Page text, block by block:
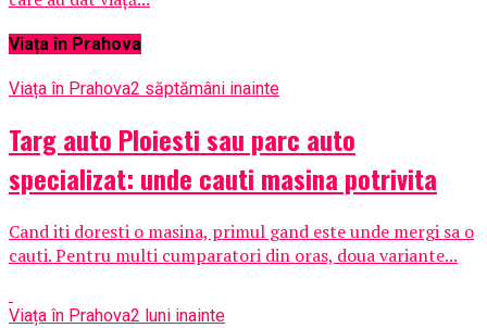
Viața în Prahova
Viața în Prahova2 săptămâni inainte
Targ auto Ploiesti sau parc auto
specializat: unde cauti masina potrivita
Cand iti doresti o masina, primul gand este unde mergi sa o
cauti. Pentru multi cumparatori din oras, doua variante...
Viața în Prahova2 luni inainte